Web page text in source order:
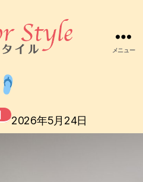
式
会
シ
ニ
メニュー
2026年5月24日